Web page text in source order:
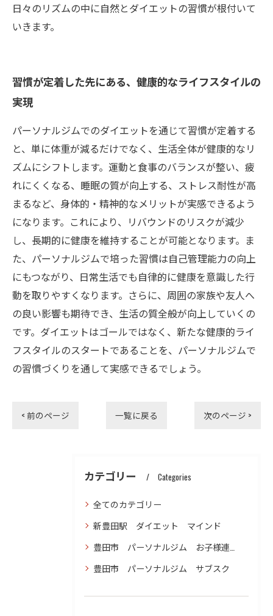
日々のリズムの中に自然とダイエットの習慣が根付いて
いきます。
習慣が定着した先にある、健康的なライフスタイルの
実現
パーソナルジムでのダイエットを通じて習慣が定着する
と、単に体重が減るだけでなく、生活全体が健康的なリ
ズムにシフトします。運動と食事のバランスが整い、疲
れにくくなる、睡眠の質が向上する、ストレス耐性が高
まるなど、身体的・精神的なメリットが実感できるよう
になります。これにより、リバウンドのリスクが減少
し、長期的に健康を維持することが可能となります。ま
た、パーソナルジムで培った習慣は自己管理能力の向上
にもつながり、日常生活でも自律的に健康を意識した行
動を取りやすくなります。さらに、周囲の家族や友人へ
の良い影響も期待でき、生活の質全般が向上していくの
です。ダイエットはゴールではなく、新たな健康的ライ
フスタイルのスタートであることを、パーソナルジムで
の習慣づくりを通して実感できるでしょう。
< 前のページ 一覧に戻る 次のページ >
カテゴリー Categories
全てのカテゴリー
新豊田駅 ダイエット マインド
豊田市 パーソナルジム お子様連れ ダイエット
豊田市 パーソナルジム サブスク